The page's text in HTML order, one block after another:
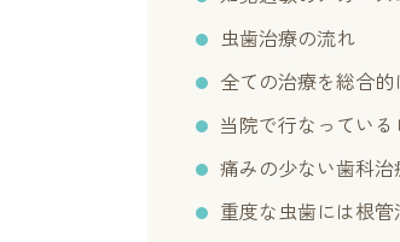
虫歯治療の流れ
全ての治療を総合
当院で行なってい
痛みの少ない歯科治
重度な虫歯には根管